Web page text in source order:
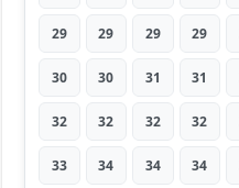
29 29 29 29
30 30 31 31
32 32 32 32
33 34 34 34